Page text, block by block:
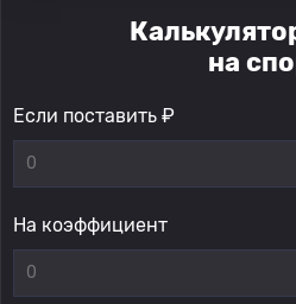
на
Если поставить ₽
На коэффициент